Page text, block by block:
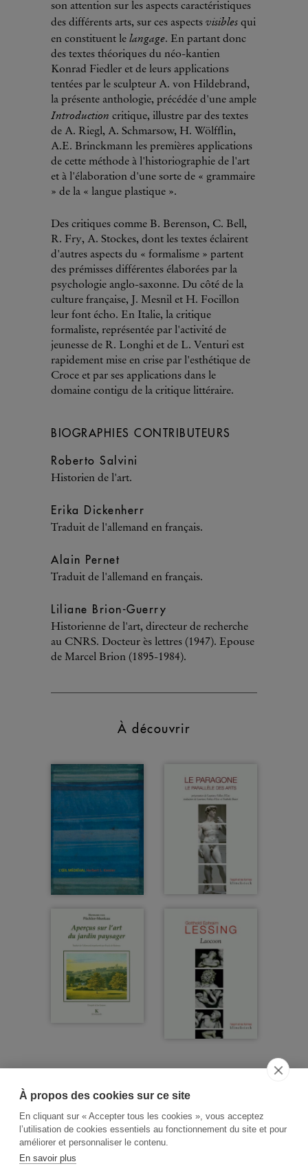
À propos des cookies sur ce site
En cliquant sur « Accepter tous les cookies », vous acceptez
l’utilisation de cookies essentiels au fonctionnement du site et pour
améliorer et personnaliser le contenu.
En savoir plus
son attention sur les aspects caractéristiques
des différents arts, sur ces aspects visibles qui
en constituent le langage. En partant donc
des textes théoriques du néo-kantien
Konrad Fiedler et de leurs applications
tentées par le sculpteur A. von Hildebrand,
la présente anthologie, précédée d'une ample
Introduction critique, illustre par des textes
de A. Riegl, A. Schmarsow, H. Wölfflin,
A.E. Brinckmann les premières applications
de cette méthode à l'historiographie de l'art
et à l'élaboration d'une sorte de « grammaire
» de la « langue plastique ».
Des critiques comme B. Berenson, C. Bell,
R. Fry, A. Stockes, dont les textes éclairent
d'autres aspects du « formalisme » partent
des prémisses différentes élaborées par la
psychologie anglo-saxonne. Du côté de la
culture française, J. Mesnil et H. Focillon
leur font écho. En Italie, la critique
formaliste, représentée par l'activité de
jeunesse de R. Longhi et de L. Venturi est
rapidement mise en crise par l'esthétique de
Croce et par ses applications dans le
domaine contigu de la critique littéraire.
BIOGRAPHIES CONTRIBUTEURS
Roberto Salvini
Historien de l'art.
Erika Dickenherr
Traduit de l'allemand en français.
Alain Pernet
Traduit de l'allemand en français.
Liliane Brion-Guerry
Historienne de l'art, directeur de recherche
au CNRS. Docteur ès lettres (1947). Epouse
de Marcel Brion (1895-1984).
À découvrir
RECHERCHE THÉMATIQUE